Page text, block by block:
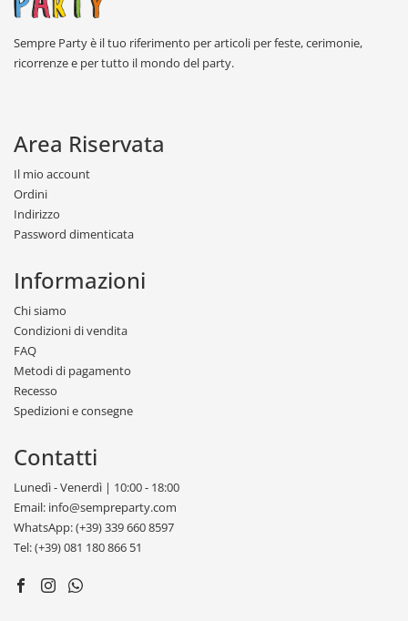
Sempre Party è il tuo riferimento per articoli per feste, cerimonie,
ricorrenze e per tutto il mondo del party.
Area Riservata
Il mio account
Ordini
Indirizzo
Password dimenticata
Informazioni
Chi siamo
Condizioni di vendita
FAQ
Metodi di pagamento
Recesso
Spedizioni e consegne
Contatti
Lunedì - Venerdì | 10:00 - 18:00
Email: info@sempreparty.com
WhatsApp: (+39) 339 660 8597
Tel: (+39) 081 180 866 51